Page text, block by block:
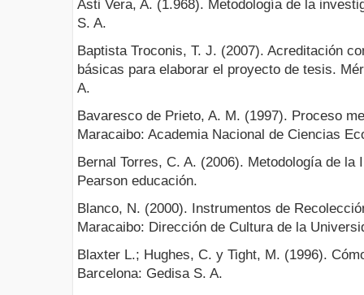
Asti Vera, A. (1.968). Metodología de la
S. A.
Baptista Troconis, T. J. (2007). Acreditación
básicas para elaborar el proyecto de tesis.
A.
Bavaresco de Prieto, A. M. (1997). Proceso
Maracaibo: Academia Nacional de Ciencias
Bernal Torres, C. A. (2006). Metodología de la
Pearson educación.
Blanco, N. (2000). Instrumentos de
Maracaibo: Dirección de Cultura de la
Blaxter L.; Hughes, C. y Tight, M. (1996).
Barcelona: Gedisa S. A.